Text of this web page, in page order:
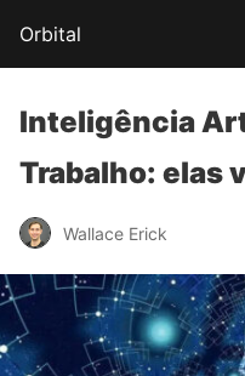
Orbital
Inteligência
Trabalho: elas
Wallace Erick